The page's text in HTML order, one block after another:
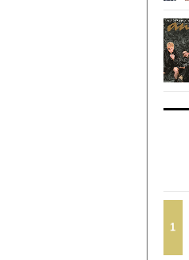
1